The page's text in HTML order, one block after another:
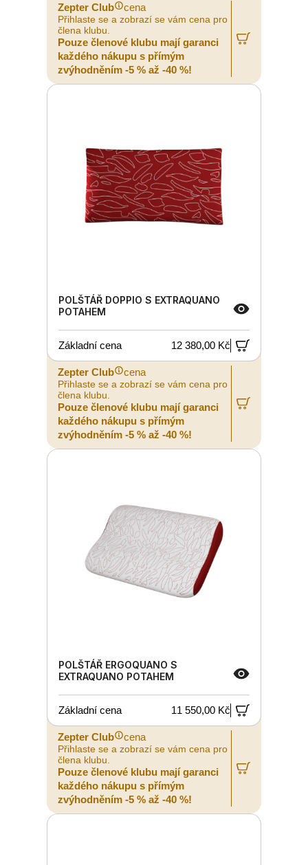
Zepter Club cena
Přihlaste se a zobrazí se vám cena pro
člena klubu.
Pouze členové klubu mají garanci
každého nákupu s přímým
zvýhodněním -5 % až -40 %!
POLŠTÁŘ DOPPIO S EXTRAQUANO
POTAHEM
Základní cena 12 380,00 Kč
Zepter Club cena
Přihlaste se a zobrazí se vám cena pro
člena klubu.
Pouze členové klubu mají garanci
každého nákupu s přímým
zvýhodněním -5 % až -40 %!
POLŠTÁŘ ERGOQUANO S
EXTRAQUANO POTAHEM
Základní cena 11 550,00 Kč
Zepter Club cena
Přihlaste se a zobrazí se vám cena pro
člena klubu.
Pouze členové klubu mají garanci
každého nákupu s přímým
zvýhodněním -5 % až -40 %!